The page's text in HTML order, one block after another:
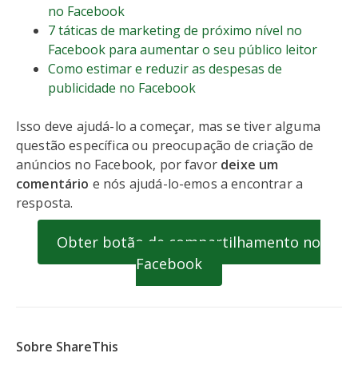
no Facebook
7 táticas de marketing de próximo nível no
Facebook para aumentar o seu público leitor
Como estimar e reduzir as despesas de
publicidade no Facebook
Isso deve ajudá-lo a começar, mas se tiver alguma
questão específica ou preocupação de criação de
anúncios no Facebook, por favor deixe um
comentário e nós ajudá-lo-emos a encontrar a
resposta.
Obter botão de compartilhamento no
Facebook
Sobre ShareThis